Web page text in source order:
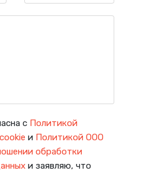
с Политикой
и Политикой ООО
обработки
и заявляю, что